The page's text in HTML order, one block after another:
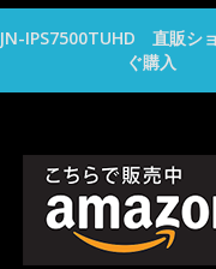
JN-IPS7500TUHD 直販シ
ぐ購入